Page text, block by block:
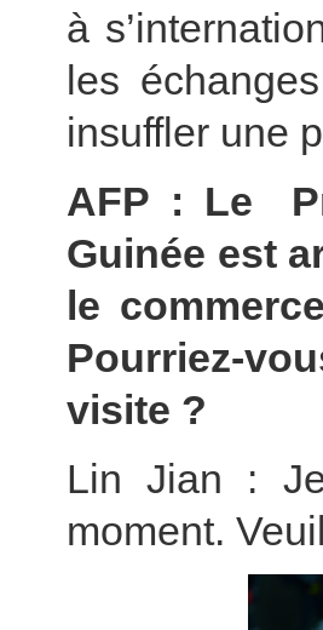
à
les
insuffler une
AFP : Le
Guinée est
le
Pourriez-
visite ?
Lin Jian :
moment.